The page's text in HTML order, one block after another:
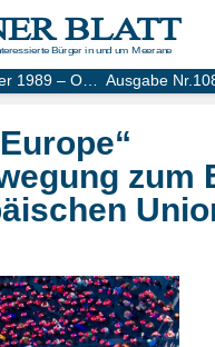
BLATT
Bürger in und um Meerane
Ausgabe
Gegründet im November 1989 – Online-Ausgabe seit 2004
zum